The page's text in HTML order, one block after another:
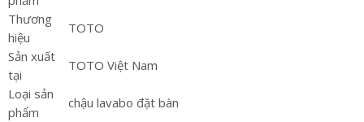
Thương
hiệu
TOTO
Sản xuất
tại
TOTO Việt Nam
Loại sản
phẩm
chậu lavabo đặt bàn